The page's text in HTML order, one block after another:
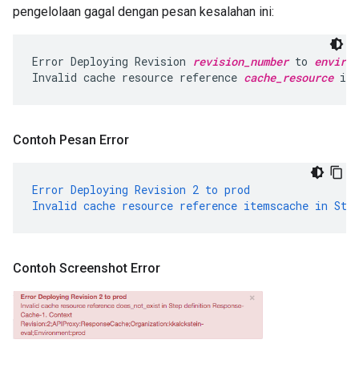
pengelolaan gagal dengan pesan kesalahan ini:
Error Deploying Revision revision_number to
Invalid cache resource reference cache_resource in
Contoh Pesan Error
Error Deploying Revision 2 to prod
Invalid cache resource reference itemscache in Step
Contoh Screenshot Error